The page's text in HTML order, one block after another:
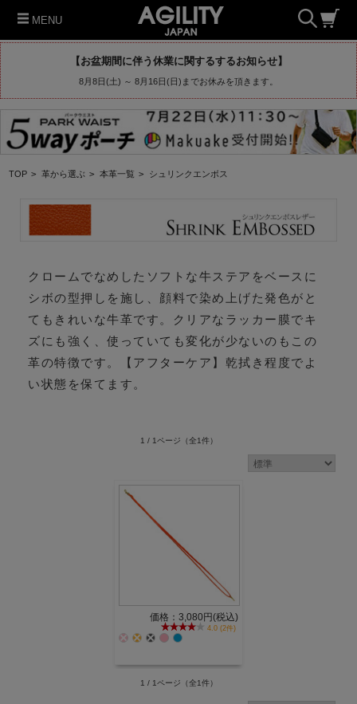
MENU
【お盆期間に伴う休業に関するするお知らせ】
8月8日(土) ～ 8月16日(日)までお休みを頂きます。
TOP > 革から選ぶ > 本革一覧 > シュリンクエンボス
クロームでなめしたソフトな牛ステアをベースに
シボの型押しを施し、顔料で染め上げた発色がと
てもきれいな牛革です。クリアなラッカー膜でキ
ズにも強く、使っていても変化が少ないのもこの
革の特徴です。【アフターケア】乾拭き程度でよ
い状態を保てます。
1 / 1ページ （全1件）
価格：3,080円(税込)
4.0 (2件)
1 / 1ページ （全1件）